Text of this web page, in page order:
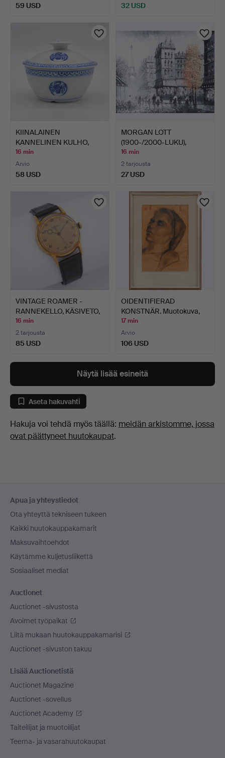
59 USD 32 USD
KIINALAINEN
KANNELINEN KULHO,
KURKIKUVIO, …
16 min
Arvio
58 USD
MORGAN LOTT
(1900-/2000-LUKU),
PARIISI-AIH…
16 min
2 tarjousta
27 USD
VINTAGE ROAMER -
RANNEKELLO, KÄSIVETO,
KUPA…
16 min
2 tarjousta
85 USD
OIDENTIFIERAD
KONSTNÄR. Muotokuva,
pastell…
17 min
Arvio
106 USD
Näytä lisää esineitä
Aseta hakuvahti
Hakuja voi tehdä myös täällä: meidän arkistomme, jossa
ovat päättyneet huutokaupat.
Apua ja yhteystiedot
Ota yhteyttä tekniseen tukeen
Kaikki huutokauppakamarit
Maksuvaihtoehdot
Käytämme kuljetusliikettä
Sosiaaliset mediat
Auctionet
Auctionet -sivustosta
Avoimet työpaikat
Liitä mukaan huutokauppakamarisi
Auctionet -sivuston takuu
Lisää Auctionetistä
Auctionet Magazine
Auctionet -sovellus
Auctionet Academy
Taiteilijat ja muotoilijat
Teema- ja vasarahuutokaupat